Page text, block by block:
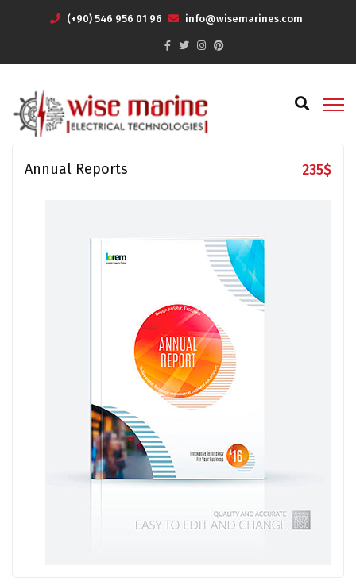
(+90) 546 956 01 96 info@wisemarines.com
Annual Reports 235$